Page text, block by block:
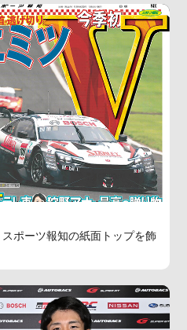
スポーツ報知の紙面トップを飾